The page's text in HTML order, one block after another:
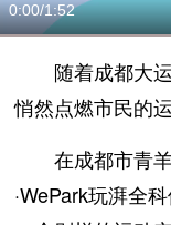
0:00/1:52
随着成都大运
悄然点燃市民的
在成都市青羊
·WePark玩湃全